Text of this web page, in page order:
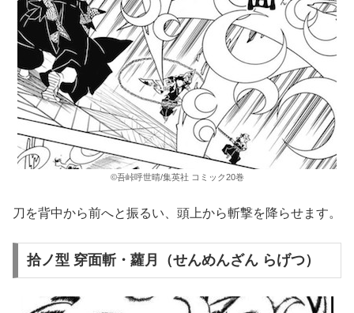
©吾峠呼世晴/集英社 コミック20巻
刀を背中から前へと振るい、頭上から斬撃を降らせます。
拾ノ型 穿面斬・蘿月（せんめんざん らげつ）